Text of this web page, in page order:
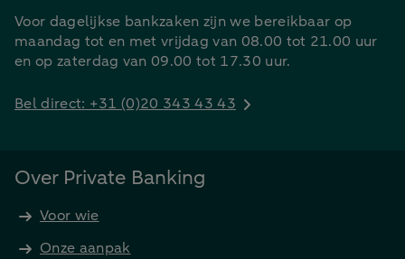
Voor dagelijkse bankzaken zijn we bereikbaar op
maandag tot en met vrijdag van 08.00 tot 21.00 uur
en op zaterdag van 09.00 tot 17.30 uur.
Bel direct: +31 (0)20 343 43 43
Over Private Banking
Voor wie
Onze aanpak